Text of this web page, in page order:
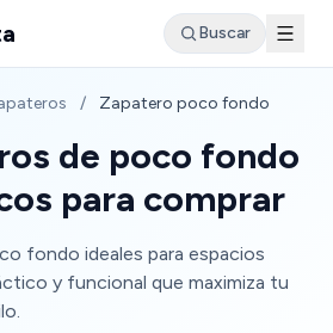
Buscar
/ Zapatero poco fondo
de poco fondo
para comprar
fondo ideales para espacios
y funcional que maximiza tu